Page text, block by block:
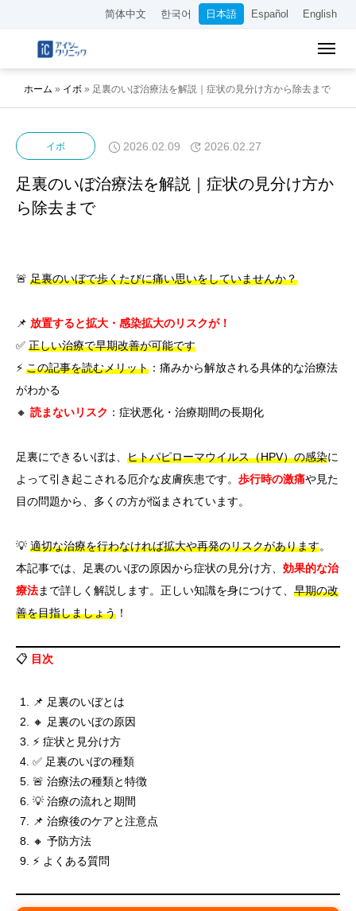
简体中文 한국어 日本語 Español English
ホーム » イボ » 足裏のいぼ治療法を解説｜症状の見分け方から除去まで
イボ 2026.02.09 2026.02.27
足裏のいぼ治療法を解説｜症状の見分け方か
ら除去まで
🚨 足裏のいぼで歩くたびに痛い思いをしていませんか？
📌 放置すると拡大・感染拡大のリスクが！
✅ 正しい治療で早期改善が可能です
⚡ この記事を読むメリット ：痛みから解放される具体的な治療法
がわかる
🔸 読まないリスク ：症状悪化・治療期間の長期化
足裏にできるいぼは、 ヒトパピローマウイルス（HPV）の感染に
よって引き起こされる厄介な皮膚疾患です。 歩行時の激痛や見た
目の問題から、多くの方が悩まされています。
💡 適切な治療を行わなければ拡大や再発のリスクがあります。
本記事では、足裏のいぼの原因から症状の見分け方、 効果的な治
療法まで詳しく解説します。正しい知識を身につけて、 早期の改
善を目指しましょう ！
📋 目次
📌 足裏のいぼとは
🔸 足裏のいぼの原因
⚡ 症状と見分け方
✅ 足裏のいぼの種類
🚨 治療法の種類と特徴
💡 治療の流れと期間
📌 治療後のケアと注意点
🔸 予防方法
⚡ よくある質問